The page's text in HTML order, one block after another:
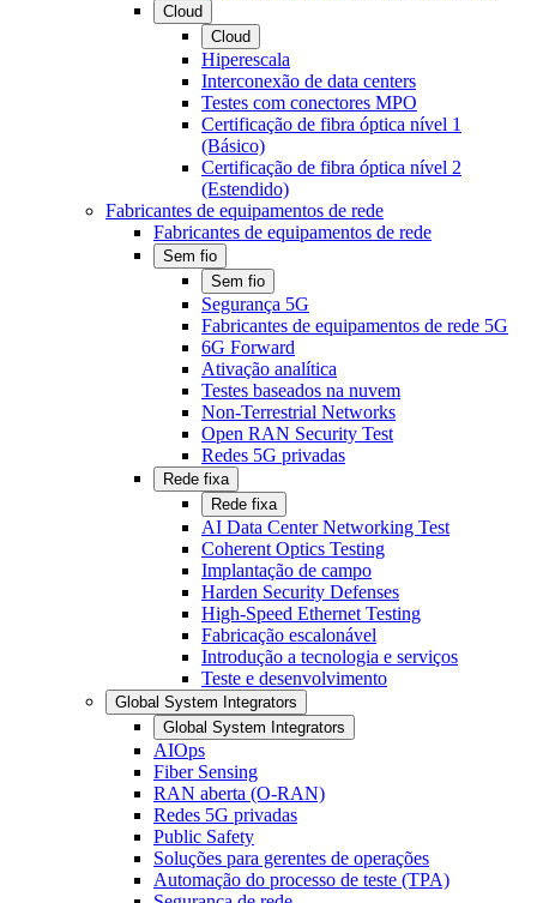
Cloud
Cloud
Hiperescala
Interconexão de data centers
Testes com conectores MPO
Certificação de fibra óptica nível 1
(Básico)
Certificação de fibra óptica nível 2
(Estendido)
Fabricantes de equipamentos de rede
Fabricantes de equipamentos de rede
Sem fio
Sem fio
Segurança 5G
Fabricantes de equipamentos de rede 5G
6G Forward
Ativação analítica
Testes baseados na nuvem
Non-Terrestrial Networks
Open RAN Security Test
Redes 5G privadas
Rede fixa
Rede fixa
AI Data Center Networking Test
Coherent Optics Testing
Implantação de campo
Harden Security Defenses
High-Speed Ethernet Testing
Fabricação escalonável
Introdução a tecnologia e serviços
Teste e desenvolvimento
Global System Integrators
Global System Integrators
AIOps
Fiber Sensing
RAN aberta (O-RAN)
Redes 5G privadas
Public Safety
Soluções para gerentes de operações
Automação do processo de teste (TPA)